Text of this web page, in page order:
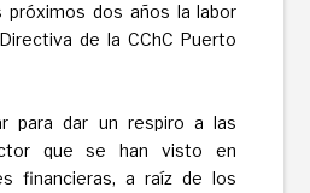
próximos dos años la labor
de la CChC Puerto
para dar un respiro a las
que se han visto en
financieras, a raíz de los